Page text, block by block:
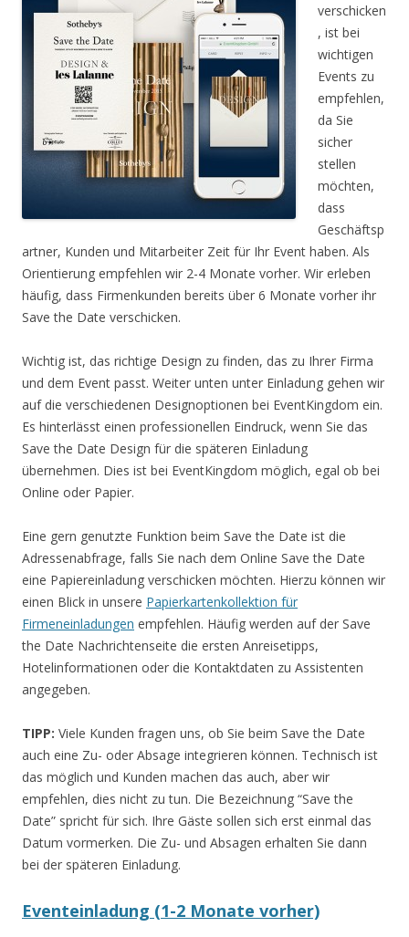
verschicken
, ist bei
wichtigen
Events zu
empfehlen,
da Sie
sicher
stellen
möchten,
dass
Geschäftsp
artner, Kunden und Mitarbeiter Zeit für Ihr Event haben. Als
Orientierung empfehlen wir 2-4 Monate vorher. Wir erleben
häufig, dass Firmenkunden bereits über 6 Monate vorher ihr
Save the Date verschicken.
Wichtig ist, das richtige Design zu finden, das zu Ihrer Firma
und dem Event passt. Weiter unten unter Einladung gehen wir
auf die verschiedenen Designoptionen bei EventKingdom ein.
Es hinterlässt einen professionellen Eindruck, wenn Sie das
Save the Date Design für die späteren Einladung
übernehmen. Dies ist bei EventKingdom möglich, egal ob bei
Online oder Papier.
Eine gern genutzte Funktion beim Save the Date ist die
Adressenabfrage, falls Sie nach dem Online Save the Date
eine Papiereinladung verschicken möchten. Hierzu können wir
einen Blick in unsere Papierkartenkollektion für
Firmeneinladungen empfehlen. Häufig werden auf der Save
the Date Nachrichtenseite die ersten Anreisetipps,
Hotelinformationen oder die Kontaktdaten zu Assistenten
angegeben.
TIPP: Viele Kunden fragen uns, ob Sie beim Save the Date
auch eine Zu- oder Absage integrieren können. Technisch ist
das möglich und Kunden machen das auch, aber wir
empfehlen, dies nicht zu tun. Die Bezeichnung “Save the
Date” spricht für sich. Ihre Gäste sollen sich erst einmal das
Datum vormerken. Die Zu- und Absagen erhalten Sie dann
bei der späteren Einladung.
Eventeinladung (1-2 Monate vorher)